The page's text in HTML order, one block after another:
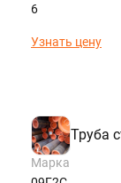
6
Узнать цену
Труба
Марка